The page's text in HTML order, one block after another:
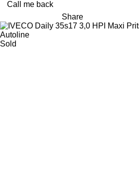
Call me back
Share
Sold